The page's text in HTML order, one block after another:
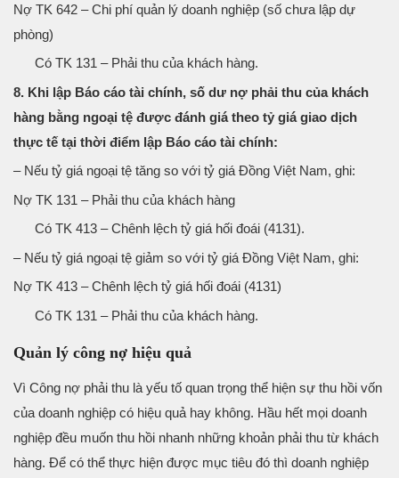
Nợ TK 642 – Chi phí quản lý doanh nghiệp (số chưa lập dự
phòng)
Có TK 131 – Phải thu của khách hàng.
8. Khi lập Báo cáo tài chính, số dư nợ phải thu của khách
hàng bằng ngoại tệ được đánh giá theo tỷ giá giao dịch
thực tế tại thời điểm lập Báo cáo tài chính:
– Nếu tỷ giá ngoại tệ tăng so với tỷ giá Đồng Việt Nam, ghi:
Nợ TK 131 – Phải thu của khách hàng
Có TK 413 – Chênh lệch tỷ giá hối đoái (4131).
– Nếu tỷ giá ngoại tệ giảm so với tỷ giá Đồng Việt Nam, ghi:
Nợ TK 413 – Chênh lệch tỷ giá hối đoái (4131)
Có TK 131 – Phải thu của khách hàng.
Quản lý công nợ hiệu quả
Vì Công nợ phải thu là yếu tố quan trọng thể hiện sự thu hồi vốn
của doanh nghiệp có hiệu quả hay không. Hầu hết mọi doanh
nghiệp đều muốn thu hồi nhanh những khoản phải thu từ khách
hàng. Để có thể thực hiện được mục tiêu đó thì doanh nghiệp